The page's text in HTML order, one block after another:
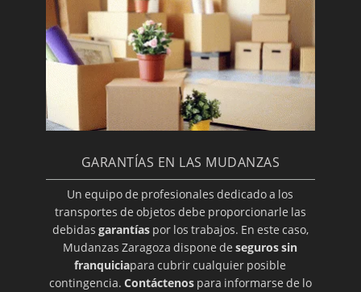
GARANTÍAS EN LAS MUDANZAS
Un equipo de profesionales dedicado a los
transportes de objetos debe proporcionarle las
debidas garantíaspor los trabajos. En este caso,
Mudanzas Zaragoza dispone deseguros sin
franquiciapara cubrir cualquier posible
contingencia. Contáctenospara informarse de lo